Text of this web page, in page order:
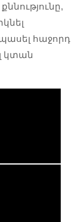
հաջորդ
կտան